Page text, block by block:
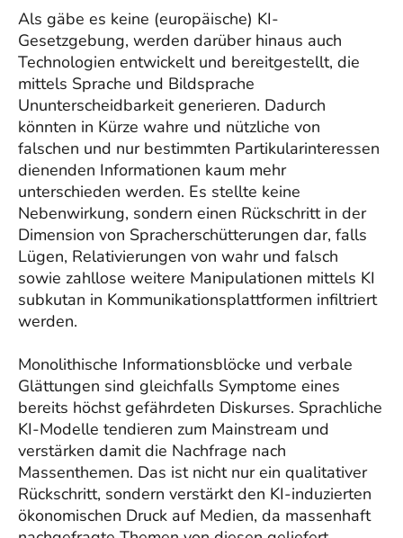
Als gäbe es keine (europäische) KI-
Gesetzgebung, werden darüber hinaus auch
Technologien entwickelt und bereitgestellt, die
mittels Sprache und Bildsprache
Ununterscheidbarkeit generieren. Dadurch
könnten in Kürze wahre und nützliche von
falschen und nur bestimmten Partikularinteressen
dienenden Informationen kaum mehr
unterschieden werden. Es stellte keine
Nebenwirkung, sondern einen Rückschritt in der
Dimension von Spracherschütterungen dar, falls
Lügen, Relativierungen von wahr und falsch
sowie zahllose weitere Manipulationen mittels KI
subkutan in Kommunikationsplattformen infiltriert
werden.
Monolithische Informationsblöcke und verbale
Glättungen sind gleichfalls Symptome eines
bereits höchst gefährdeten Diskurses. Sprachliche
KI-Modelle tendieren zum Mainstream und
verstärken damit die Nachfrage nach
Massenthemen. Das ist nicht nur ein qualitativer
Rückschritt, sondern verstärkt den KI-induzierten
ökonomischen Druck auf Medien, da massenhaft